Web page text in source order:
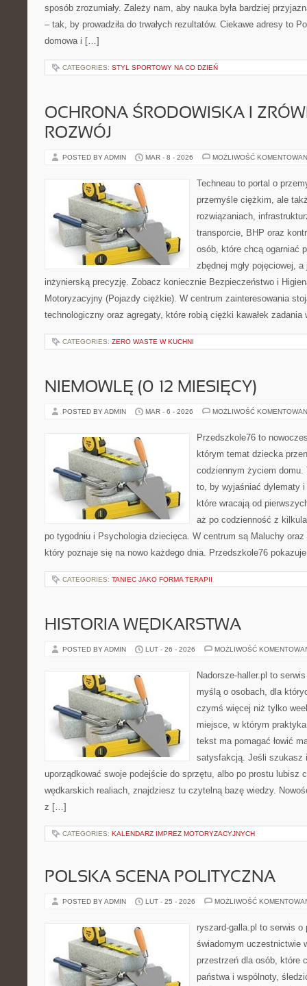
sposób zrozumiały. Zależy nam, aby nauka była bardziej
– tak, by prowadziła do trwałych rezultatów. Ciekawe adresy to
domowa i […]
CATEGORIES: STYL SPORTOWY NA CO DZIEŃ
OCHRONA ŚRODOWISKA I
ROZWÓJ
POSTED BY ADMIN MAR - 8 - 2026 MOŻLIWOŚĆ
Techneau to portal o
przemyśle ciężkim, ale
rozwiązaniach,
transporcie, BHP oraz
osób, które chcą ogarniać
zbędnej mgły pojęciowej,
inżynierską precyzję. Zobacz koniecznie Bezpieczeństwo i
Motoryzacyjny (Pojazdy ciężkie). W centrum zainteresowania
technologiczny oraz agregaty, które robią ciężki kawałek
CATEGORIES: ZERO WASTE W KUCHNI
NIEMOWLĘ (0–12 MIESIĘCY)
POSTED BY ADMIN MAR - 6 - 2026 MOŻLIWOŚĆ
Przedszkole76 to
którym temat dziecka
codziennym życiem domu.
to, by wyjaśniać dylematy
które wracają od
aż po codzienność z
po tygodniu i Psychologia dziecięca. W centrum są Maluchy
który poznaje się na nowo każdego dnia. Przedszkole76
CATEGORIES: TANIEC JAKO FORMA TERAPII
HISTORIA WĘDKARSTWA
POSTED BY ADMIN LUT - 26 - 2026 MOŻLIWOŚĆ
Nadorsze-haller.pl to
myślą o osobach, dla
czymś więcej niż tylko
miejsce, w którym
tekst ma pomagać łowić
satysfakcją. Jeśli szukasz
uporządkować swoje podejście do sprzętu, albo po prostu lubisz
wędkarskich realiach, znajdziesz tu czytelną bazę wiedzy.
z […]
CATEGORIES: KALENDARZ IMPREZ MOTORYZACYJNYCH
POLSKA SCENA POLITYCZNA
POSTED BY ADMIN LUT - 25 - 2026 MOŻLIWOŚĆ
ryszard-galla.pl to serwis
świadomym uczestnictwie
przestrzeń dla osób, które
państwa i wspólnoty,